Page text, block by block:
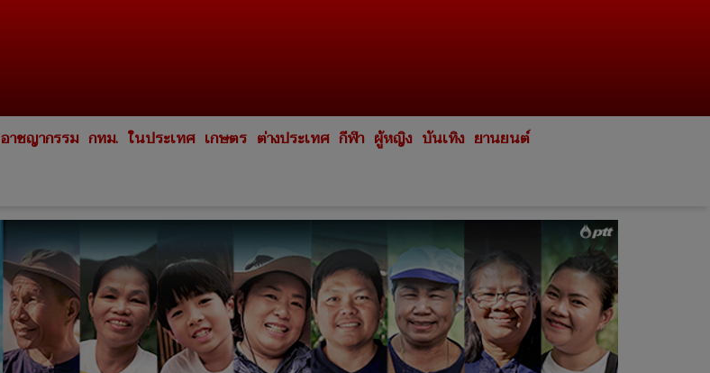
อาชญากรรม กทม. ในประเทศ เกษตร ต่างประเทศ กีฬา ผู้หญิง บันเทิง ยานยนต์